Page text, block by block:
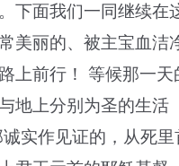
下面我们一同继续在
美丽的、被主宝血洁
上前行！ 等候那一天
地上分别为圣的生活
诚实作见证的，从死里